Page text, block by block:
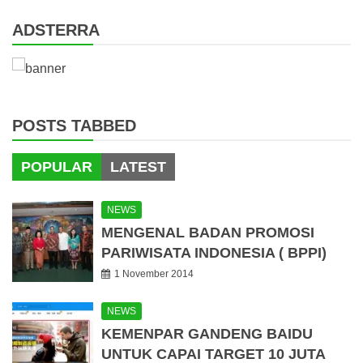
ADSTERRA
POSTS TABBED
POPULAR LATEST
NEWS
MENGENAL BADAN PROMOSI
PARIWISATA INDONESIA ( BPPI)
1 November 2014
NEWS
KEMENPAR GANDENG BAIDU
UNTUK CAPAI TARGET 10 JUTA